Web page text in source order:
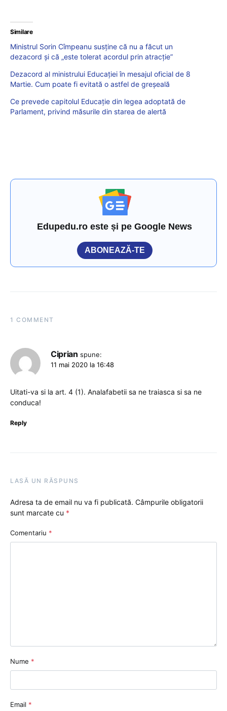
Similare
Ministrul Sorin Cîmpeanu susține că nu a făcut un
dezacord și că „este tolerat acordul prin atracție”
Dezacord al ministrului Educației în mesajul oficial de 8
Martie. Cum poate fi evitată o astfel de greșeală
Ce prevede capitolul Educație din legea adoptată de
Parlament, privind măsurile din starea de alertă
Edupedu.ro este și pe Google News
ABONEAZĂ-TE
1 COMMENT
Ciprian spune:
11 mai 2020 la 16:48
Uitati-va si la art. 4 (1). Analafabetii sa ne traiasca si sa ne
conduca!
Reply
LASĂ UN RĂSPUNS
Adresa ta de email nu va fi publicată. Câmpurile obligatorii
sunt marcate cu *
Comentariu *
Nume *
Email *